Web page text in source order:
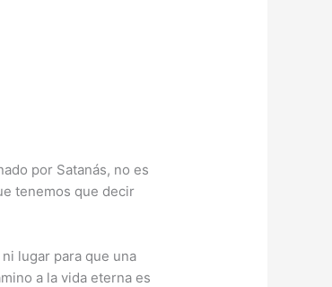
por Satanás, no es
tenemos que decir
lugar para que una
a la vida eterna es